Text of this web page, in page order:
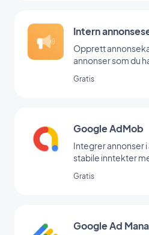
Intern
Opprett
annonser som du
Gratis
Google AdMob
Integrer annonser
stabile inntekter
Gratis
Google Ad